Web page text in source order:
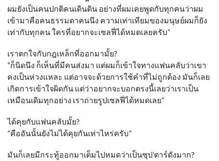
ผมยังเป็นคนปกติคนเดินดิน อย่างที่ผมเคยพูดกับทุกคนว่าผม
เข้ามาคือคนธรรมดาคนนึง ความเท่าเทียมของมนุษย์ผมก็ยัง
เท่ากับทุกคน ใครที่อยากจะเซลฟี่ได้หมดเลยครับ”
เราตกใจกับกฎเหล็กที่ออกมามั้ย?
“ก็นิดนึง ก็เห็นที่มีคนส่งมา แต่ผมก็เข้าใจทางแฟนคลับว่าเขา
คงเป็นห่วงแหละ แต่อาจจะด้วยการใช้คำที่ไม่ถูกต้อง มันก็เลย
เกิดการเข้าใจผิดกัน แต่ว่าอยากจะบอกตรงนี้เลยว่าเราเป็น
เหมือนเดิมทุกอย่าง เราถ่ายรูปเซลฟี่ได้หมดเลย”
ได้คุยกับแฟนคลับมั้ย?
“คืออันนั้นยังไม่ได้คุยกันเท่าไหร่ครับ”
มันก็เลยมีกระทู้ออกมาเต็มไปหมดว่าเป็นซุป’ตาร์ดังมาก?